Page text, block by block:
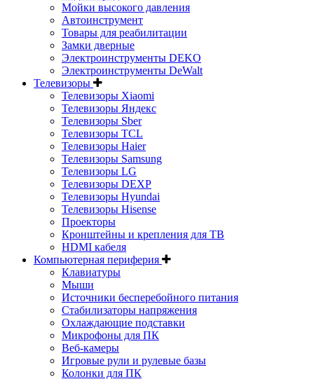
Мойки высокого давления
Автоинструмент
Товары для реабилитации
Замки дверные
Электроинструменты DEKO
Электроинструменты DeWalt
Телевизоры
Телевизоры Xiaomi
Телевизоры Яндекс
Телевизоры Sber
Телевизоры TCL
Телевизоры Haier
Телевизоры Samsung
Телевизоры LG
Телевизоры DEXP
Телевизоры Hyundai
Телевизоры Hisense
Проекторы
Кронштейны и крепления для ТВ
HDMI кабеля
Компьютерная периферия
Клавиатуры
Мыши
Источники бесперебойного питания
Стабилизаторы напряжения
Охлаждающие подставки
Микрофоны для ПК
Веб-камеры
Игровые рули и рулевые базы
Колонки для ПК